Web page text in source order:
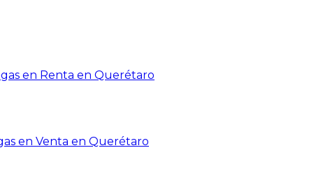
en Renta en Querétaro
en Venta en Querétaro